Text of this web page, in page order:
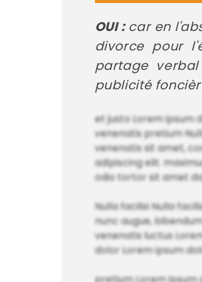
OUI :car en
divorce pour
partage
publicité
et justo Lorem ipsum
venenatis pretium
venenatis sit amet,
adipiscing elit.
odio tortor sit amet
Nulla facilisi Nulla
nunc augue,
venenatis luctus
dolor Lorem ipsum